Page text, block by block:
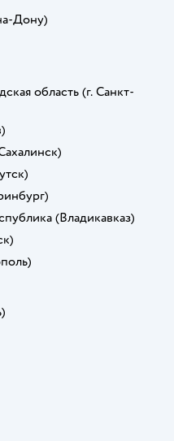
Дону)
область (г. Санкт-
(Владикавказ)